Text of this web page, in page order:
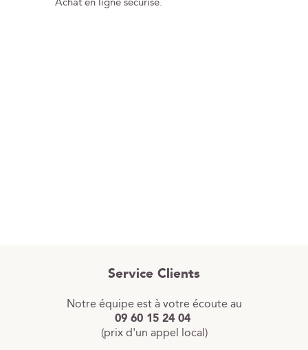
Service Clients
Notre équipe est à votre écoute au
09 60 15 24 04
(prix d'un appel local)